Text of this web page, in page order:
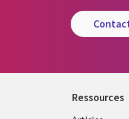
Ressources